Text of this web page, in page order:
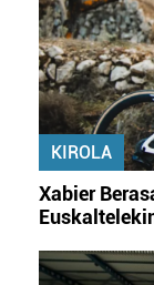
KIROLA
Xabier